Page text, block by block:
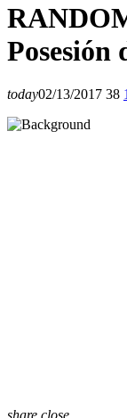
Posesión
today02/13/2017 38 1
share close